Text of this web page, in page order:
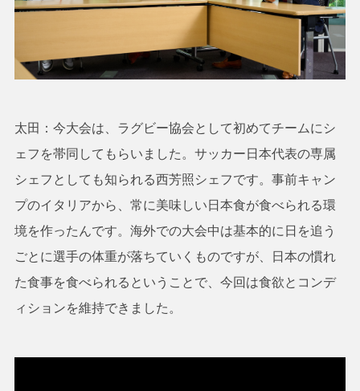
太田：今大会は、ラグビー協会として初めてチームにシ
ェフを帯同してもらいました。サッカー日本代表の専属
シェフとしても知られる西芳照シェフです。事前キャン
プのイタリアから、常に美味しい日本食が食べられる環
境を作ったんです。海外での大会中は基本的に日を追う
ごとに選手の体重が落ちていくものですが、日本の慣れ
た食事を食べられるということで、今回は食欲とコンデ
ィションを維持できました。